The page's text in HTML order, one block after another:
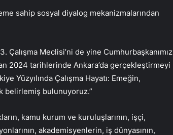
sahip sosyal diyalog mekanizmalarından
Çalışma Meclisi’ni de yine Cumhurbaşkanımız
2024 tarihlerinde Ankara’da gerçekleştirmeyi
Yüzyılında Çalışma Hayatı: Emeğin,
belirlemiş bulunuyoruz.”
kamu kurum ve kuruluşlarının, işçi,
akademisyenlerin, iş dünyasının,